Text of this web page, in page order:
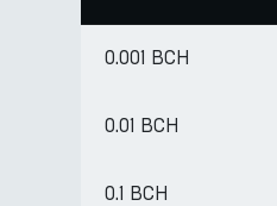
0.001 BCH
0.01 BCH
0.1 BCH